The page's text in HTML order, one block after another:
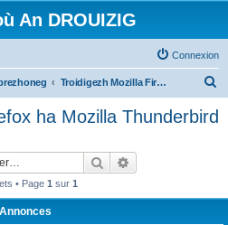
An DROUIZIG
Connexion
Troidigezh Mozilla Firefox ha Mozilla Thunderbird e brezhoneg
ha Mozilla Thunderbird
Rechercher
• Page 1 sur 1
Annonces